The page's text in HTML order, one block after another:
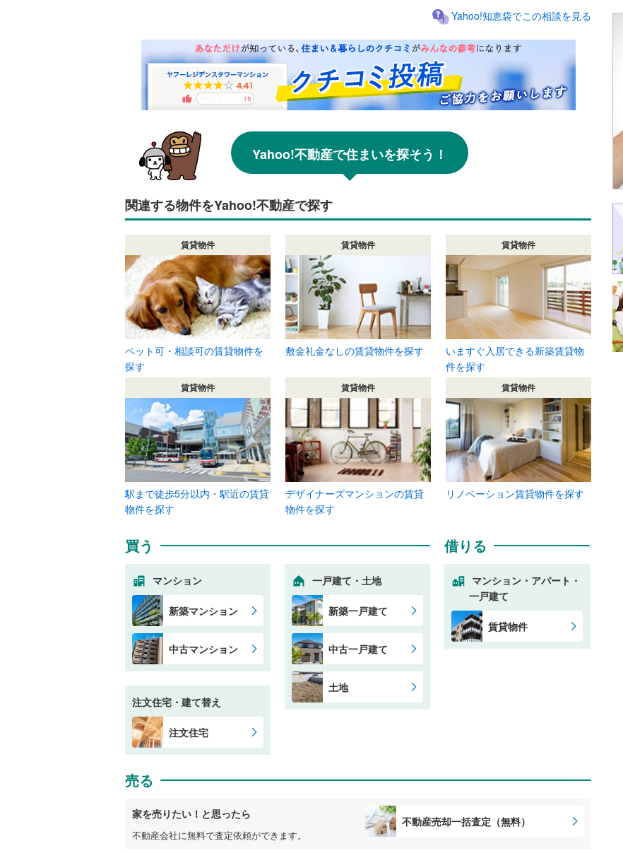
Yahoo!知恵袋でこの相談を見る
Yahoo!不動産で住まいを探そう！
関連する物件をYahoo!不動産で探す
賃貸物件
ペット可・相談可の賃貸物件を
探す
賃貸物件
敷金礼金なしの賃貸物件を探す
賃貸物件
いますぐ入居できる新築賃貸物
件を探す
賃貸物件
駅まで徒歩5分以内・駅近の賃貸
物件を探す
賃貸物件
デザイナーズマンションの賃貸
物件を探す
賃貸物件
リノベーション賃貸物件を探す
買う
マンション
新築マンション
中古マンション
注文住宅・建て替え
注文住宅
一戸建て・土地
新築一戸建て
中古一戸建て
土地
借りる
マンション・アパート・
一戸建て
賃貸物件
売る
家を売りたい！と思ったら
不動産会社に無料で査定依頼ができます。
不動産売却一括査定（無料）